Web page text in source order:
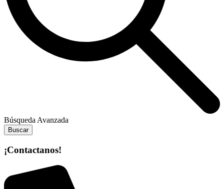
Búsqueda Avanzada
Buscar
¡Contactanos!